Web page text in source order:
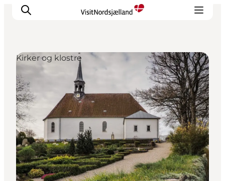
Highlights
Oplev
Det Sker
Overnatning
Byer
Planlæg ferien
Kirker og klostre